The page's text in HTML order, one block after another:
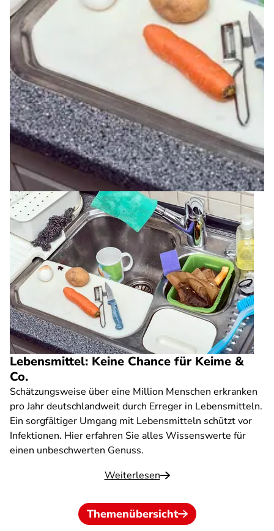
Lebensmittel: Keine Chance für Keime &
Co.
Schätzungsweise über eine Million Menschen erkranken
pro Jahr deutschlandweit durch Erreger in Lebensmitteln.
Ein sorgfältiger Umgang mit Lebensmitteln schützt vor
Infektionen. Hier erfahren Sie alles Wissenswerte für
einen unbeschwerten Genuss.
Weiterlesen
Themenübersicht